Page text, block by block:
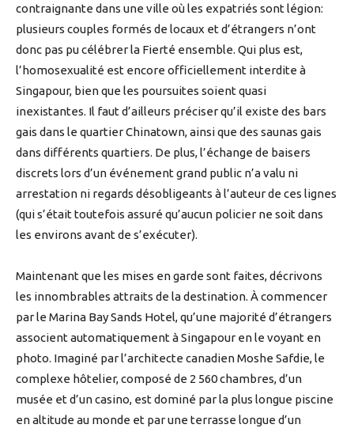
contraignante dans une ville où les expatriés sont légion:
plusieurs couples formés de locaux et d’étrangers n’ont
donc pas pu célébrer la Fierté ensemble. Qui plus est,
l’homosexualité est encore officiellement interdite à
Singapour, bien que les poursuites soient quasi
inexistantes. Il faut d’ailleurs préciser qu’il existe des bars
gais dans le quartier Chinatown, ainsi que des saunas gais
dans différents quartiers. De plus, l’échange de baisers
discrets lors d’un événement grand public n’a valu ni
arrestation ni regards désobligeants à l’auteur de ces lignes
(qui s’était toutefois assuré qu’aucun policier ne soit dans
les environs avant de s’exécuter).
Maintenant que les mises en garde sont faites, décrivons
les innombrables attraits de la destination. À commencer
par le Marina Bay Sands Hotel, qu’une majorité d’étrangers
associent automatiquement à Singapour en le voyant en
photo. Imaginé par l’architecte canadien Moshe Safdie, le
complexe hôtelier, composé de 2 560 chambres, d’un
musée et d’un casino, est dominé par la plus longue piscine
en altitude au monde et par une terrasse longue d’un